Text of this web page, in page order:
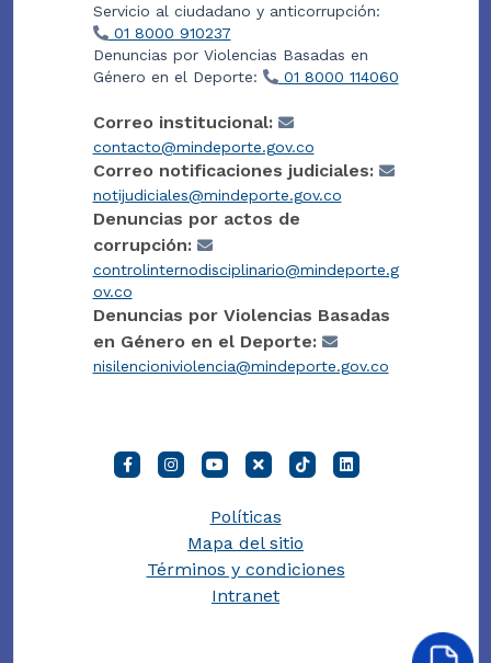
Servicio al ciudadano y anticorrupción:
01 8000 910237
Denuncias por Violencias Basadas en
Género en el Deporte:
01 8000 114060
Correo institucional:
contacto@mindeporte.gov.co
Correo notificaciones judiciales:
notijudiciales@mindeporte.gov.co
Denuncias por actos de
corrupción:
controlinternodisciplinario@mindeporte.g
ov.co
Denuncias por Violencias Basadas
en Género en el Deporte:
nisilencioniviolencia@mindeporte.gov.co
Políticas
Mapa del sitio
Términos y condiciones
Intranet